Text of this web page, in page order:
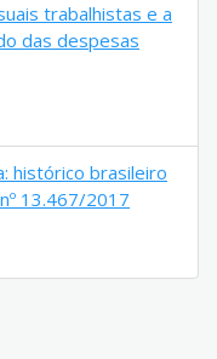
trabalhistas e a
das despesas
histórico brasileiro
13.467/2017